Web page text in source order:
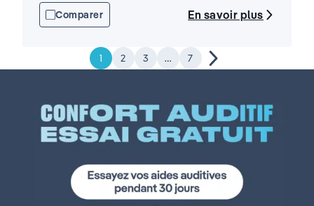
Comparer En savoir plus
1 2 3 … 7